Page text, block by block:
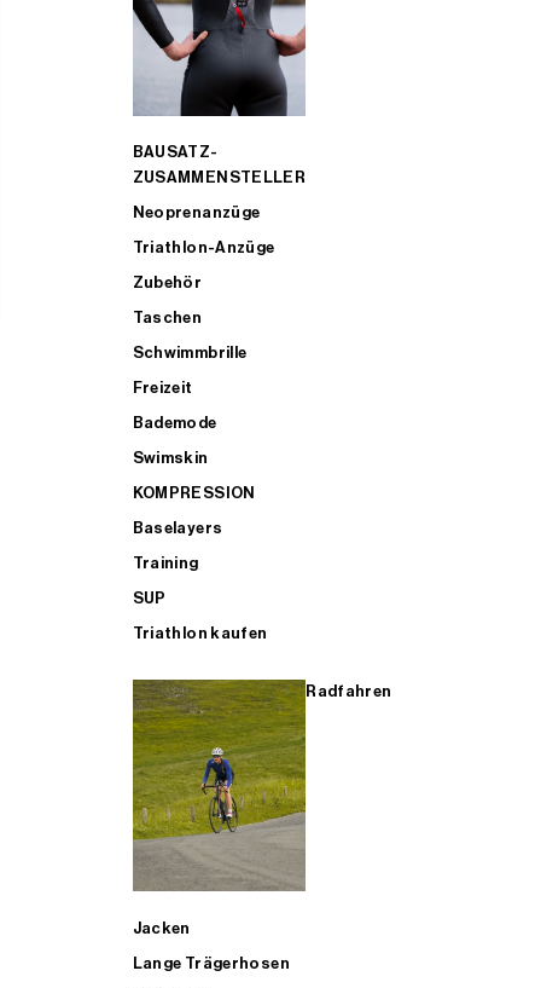
BAUSATZ-
ZUSAMMENSTELLER
Neoprenanzüge
Triathlon-Anzüge
Zubehör
Taschen
Schwimmbrille
Freizeit
Bademode
Swimskin
KOMPRESSION
Baselayers
Training
SUP
Triathlon kaufen
Radfahren
Jacken
Lange Trägerhosen